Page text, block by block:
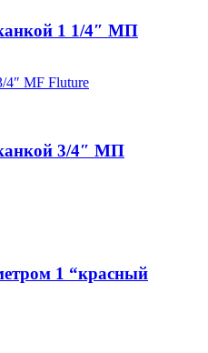
1 1/4″ MП
3/4″ MП
1 “красный